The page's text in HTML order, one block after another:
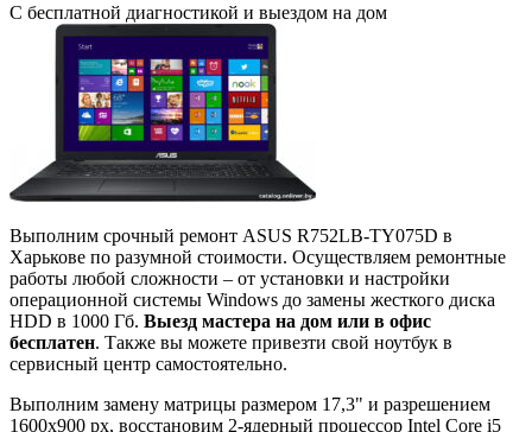
С бесплатной диагностикой и выездом на дом
Выполним срочный ремонт ASUS R752LB-TY075D в
Харькове по разумной стоимости. Осуществляем ремонтные
работы любой сложности – от установки и настройки
операционной системы Windows до замены жесткого диска
HDD в 1000 Гб. Выезд мастера на дом или в офис
бесплатен. Также вы можете привезти свой ноутбук в
сервисный центр самостоятельно.
Выполним замену матрицы размером 17,3" и разрешением
1600x900 px, восстановим 2-ядерный процессор Intel Core i5